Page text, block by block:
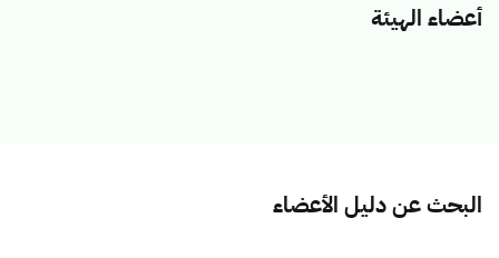
أعضاء الهيئة
البحث عن دليل الأعضاء